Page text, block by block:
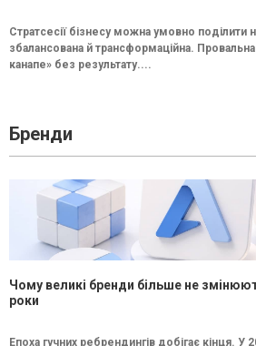
Стратсесії бізнесу можна умовно поділити
збалансована й трансформаційна.
канапе» без результату....
Бренди
Чому великі бренди більше не
роки
Епоха гучних ребрендингів добігає кінця. У